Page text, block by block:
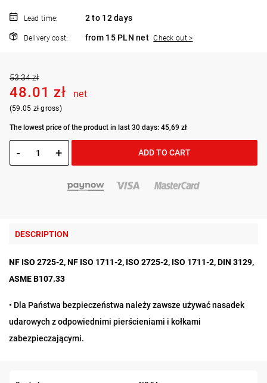
Lead time: 2 to 12 days
Delivery cost: from 15 PLN net Check out >
53.34 zł
48.01 zł net
(59.05 zł gross)
The lowest price of the product in last 30 days: 45,69 zł
- + ADD TO CART
DESCRIPTION
NF ISO 2725-2, NF ISO 1711-2, ISO 2725-2, ISO 1711-2, DIN 3129,
ASME B107.33
• Dla Państwa bezpieczeństwa należy zawsze używać nasadek
udarowych z odpowiednimi pierścieniami i kołkami
zabezpieczającymi.